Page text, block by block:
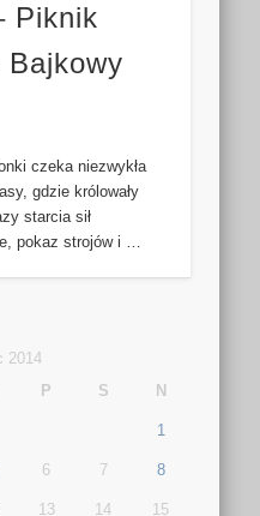
Piknik
czeka niezwykła
gdzie królowały
starcia sił
pokaz strojów i …
2014
P S N
1
6 7 8
13 14 15